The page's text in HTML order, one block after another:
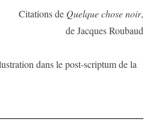
Citations de Quelque chose noir,
de Jacques Roubaud
dans le post-scriptum de la